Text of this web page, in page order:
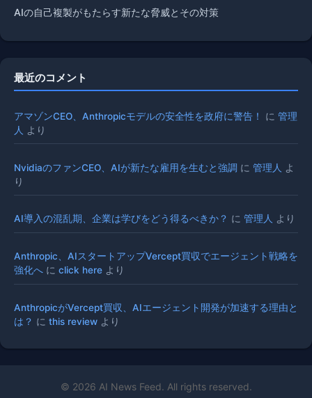
AIの自己複製がもたらす新たな脅威とその対策
最近のコメント
アマゾンCEO、Anthropicモデルの安全性を政府に警告！ に 管理
人 より
NvidiaのファンCEO、AIが新たな雇用を生むと強調 に 管理人 よ
り
AI導入の混乱期、企業は学びをどう得るべきか？ に 管理人 より
Anthropic、AIスタートアップVercept買収でエージェント戦略を
強化へ に click here より
AnthropicがVercept買収、AIエージェント開発が加速する理由と
は？ に this review より
© 2026 AI News Feed. All rights reserved.